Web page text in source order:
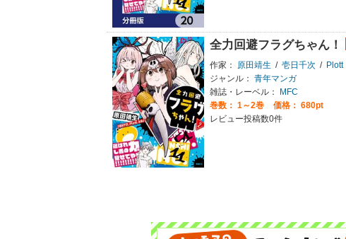
全力回避フラグちゃん！
作家： 原田靖生 / 壱日千次 / Plott
ジャンル： 青年マンガ
雑誌・レーベル：
MFC
巻数： 1～2巻
価格： 680pt
レビュー投稿数0件